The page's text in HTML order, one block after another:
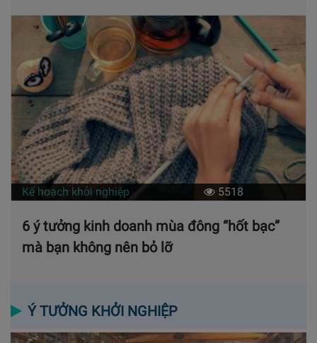
Kế hoạch khởi nghiệp 5518
6 ý tưởng kinh doanh mùa đông “hốt bạc”
mà bạn không nên bỏ lỡ
Ý TƯỞNG KHỞI NGHIỆP